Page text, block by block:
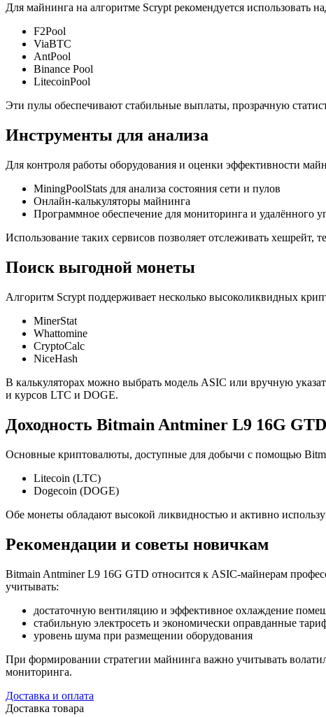
Для майнинга на алгоритме Scrypt рекомендуется
F2Pool
ViaBTC
AntPool
Binance Pool
LitecoinPool
Эти пулы обеспечивают стабильные выплаты, прозрачную
Инструменты для анализа
Для контроля работы оборудования и оценки эффективности
MiningPoolStats для анализа состояния сети и пулов
Онлайн-калькуляторы майнинга
Программное обеспечение для мониторинга и удалённого
Использование таких сервисов позволяет отслеживать хешрейт,
Поиск выгодной монеты
Алгоритм Scrypt поддерживает несколько высоколиквидных
MinerStat
Whattomine
CryptoCalc
NiceHash
В калькуляторах можно выбрать модель ASIC или вручную
и курсов LTC и DOGE.
Доходность Bitmain Antminer L9 16G GTD
Основные криптовалюты, доступные для добычи с помощью
Litecoin (LTC)
Dogecoin (DOGE)
Обе монеты обладают высокой ликвидностью и активно
Рекомендации и советы новичкам
Bitmain Antminer L9 16G GTD относится к ASIC-майнерам
учитывать:
достаточную вентиляцию и эффективное охлаждение
стабильную электросеть и экономически оправданные
уровень шума при размещении оборудования
При формировании стратегии майнинга важно учитывать
мониторинга.
Доставка и оплата
Доставка товара